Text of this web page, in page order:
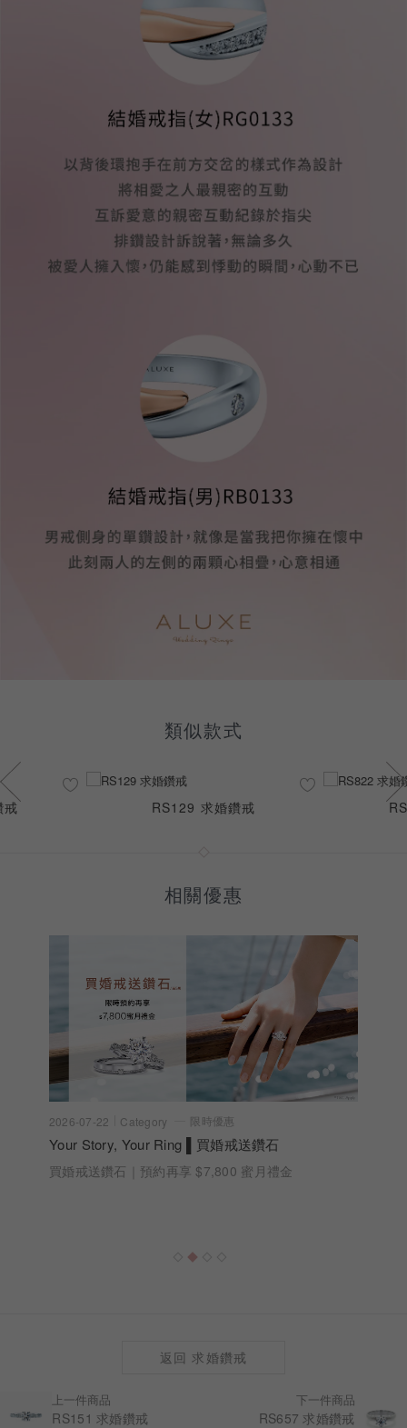
類似款式
戒 RS129 求婚鑽戒
相關優惠
2026-07-22 Category 限時優惠
Your Story, Your Ring ▌買婚戒送鑽石
買婚戒送鑽石｜預約再享 $7,800 蜜月禮金
上一件商品
RS151 求婚鑽戒
下一件商品
RS657 求婚鑽戒
返回 求婚鑽戒